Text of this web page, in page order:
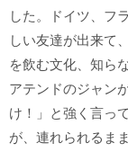
した。ドイツ、フ
しい友達が出来て
を飲む文化、知ら
アテンドのジャン
け！」と強く言っ
が、連れられるま